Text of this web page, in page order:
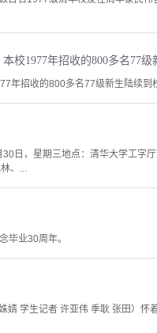
招收的800多名77级新生陆续到
日，星期三地点：清华大学工字
、...
毕业30周年。
生记者 许亚伟 季耿 张田）怀